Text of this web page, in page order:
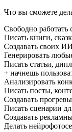
Что вы сможете
Свободно работать
Писать книги,
Создавать своих
Генерировать
Писать статьи,
+ начнешь
Анализировать
Писать посты,
Создавать прогревы
Писать сценарии
Создавать
Делать